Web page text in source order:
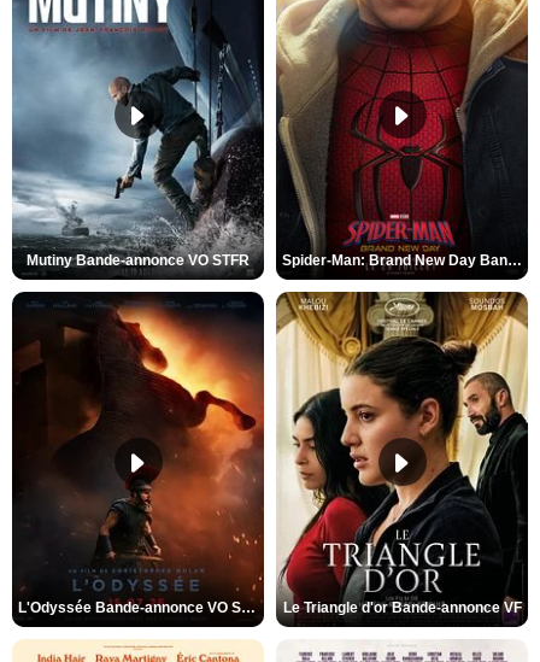
Mutiny Bande-annonce VO STFR Spider-Man: Brand New Day Bande-annonce VO STFR
L'Odyssée Bande-annonce VO STFR Le Triangle d'or Bande-annonce VF